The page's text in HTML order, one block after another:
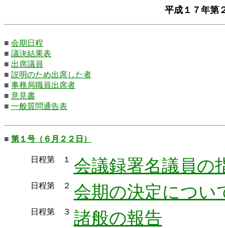
平成１７年第
■ 会期日程
■ 議決結果表
■ 出席議員
■ 説明のため出席した者
■ 事務局職員出席者
■ 意見書
■ 一般質問通告表
■ 第１号（６月２２日）
日程第 １ 会議録署名議員の
日程第 ２ 会期の決定につい
日程第 ３ 諸般の報告